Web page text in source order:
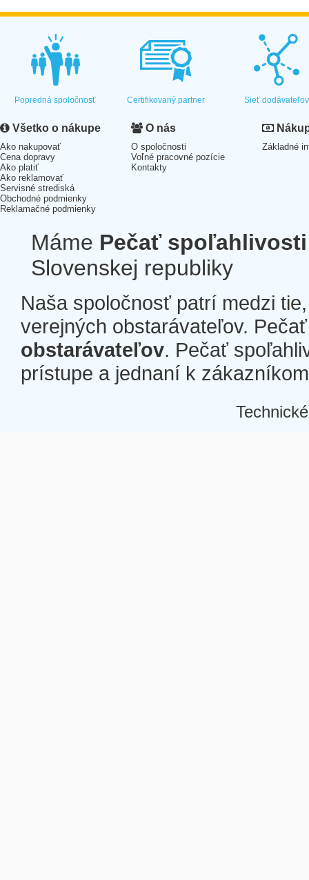
Popredná spoločnosť Certifikovaný partner Sieť dodávateľov
Všetko o nákupe
Ako nakupovať
Cena dopravy
Ako platiť
Ako reklamovať
Servisné strediská
Obchodné podmienky
Reklamačné podmienky
O nás
O spoločnosti
Voľné pracovné pozície
Kontakty
Základné
Máme Pečať spoľahlivosti
Slovenskej republiky
Naša spoločnosť patrí medzi
verejných obstarávateľov.
obstarávateľov. Pečať
prístupe a jednaní k